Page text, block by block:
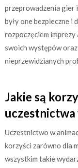
przeprowadzenia gier
były one bezpieczne i
rozpoczęciem
swoich występów
nieprzewidzianych
Jakie są
uczestnictwa
Uczestnictwo w
korzyści zarówno dla
wszystkim takie